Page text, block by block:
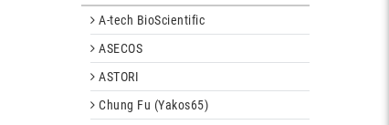
A-tech BioScientific
ASECOS
ASTORI
Chung Fu (Yakos65)